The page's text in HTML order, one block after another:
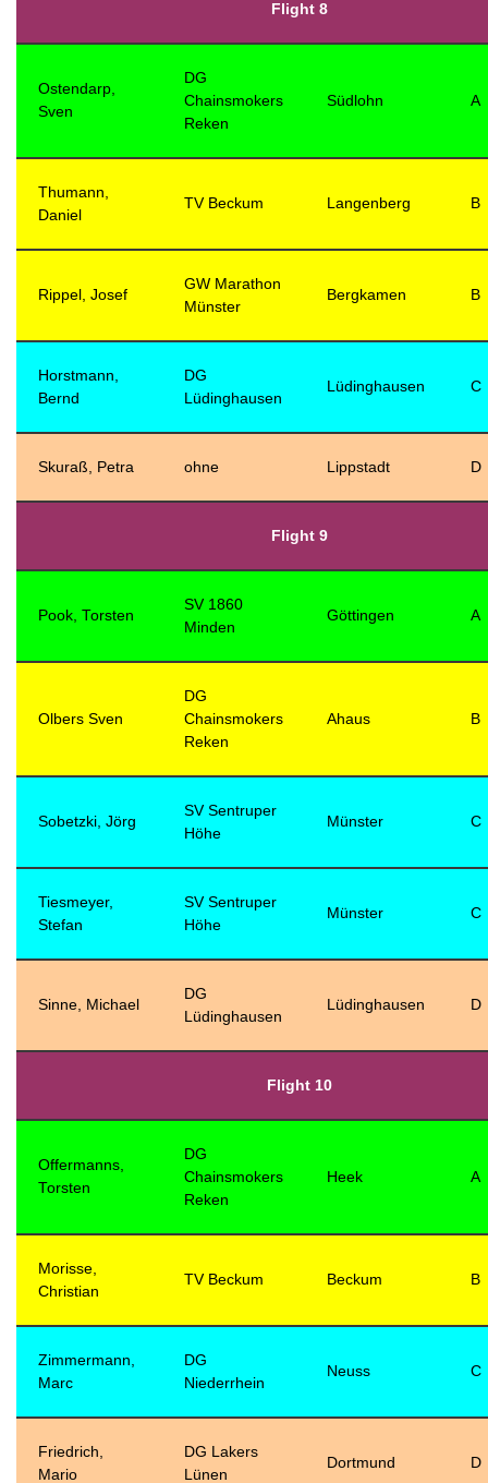
Flight 8
Ostendarp,
Sven
DG
Chainsmokers
Reken
Südlohn A
Thumann,
Daniel
TV Beckum Langenberg B
Rippel, Josef
GW Marathon
Münster
Bergkamen B
Horstmann,
Bernd
DG
Lüdinghausen
Lüdinghausen C
Skuraß, Petra ohne Lippstadt D
Flight 9
Pook, Torsten
SV 1860
Minden
Göttingen A
Olbers Sven
DG
Chainsmokers
Reken
Ahaus B
Sobetzki, Jörg
SV Sentruper
Höhe
Münster C
Tiesmeyer,
Stefan
SV Sentruper
Höhe
Münster C
Sinne, Michael
DG
Lüdinghausen
Lüdinghausen D
Flight 10
Offermanns,
Torsten
DG
Chainsmokers
Reken
Heek A
Morisse,
Christian
TV Beckum Beckum B
Zimmermann,
Marc
DG
Niederrhein
Neuss C
Friedrich,
Mario
DG Lakers
Lünen
Dortmund D